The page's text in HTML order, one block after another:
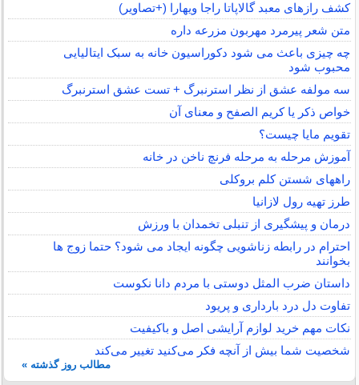
کشف رازهای معبد گالاپاتا راجا ویهارا (+تصاویر)
متن شعر پیرمرد مهربون مزرعه داره
چه چیزی باعث می شود دکوراسیون خانه به سبک ایتالیایی
محبوب شود
سه مولفه عشق از نظر استرنبرگ + تست عشق استرنبرگ
خواص ذکر یا کریم الصفح و معنای آن
تقویم مایا چیست؟
آموزش مرحله به مرحله فرنچ ناخن در خانه
راههای شستن کلم بروکلی
طرز تهیه رول لازانیا
درمان و پیشگیری از تنبلی تخمدان با ورزش
احترام در رابطه زناشویی چگونه ایجاد می شود؟ حتما زوج ها
بخوانند
داستان ضرب المثل دوستی با مردم دانا نكوست
تفاوت دل درد بارداری و پریود
نکات مهم خرید لوازم آرایشی اصل و باکیفیت
شخصیت شما بیش از آنچه فکر می‌کنید تغییر می‌کند
مطالب روز گذشته »